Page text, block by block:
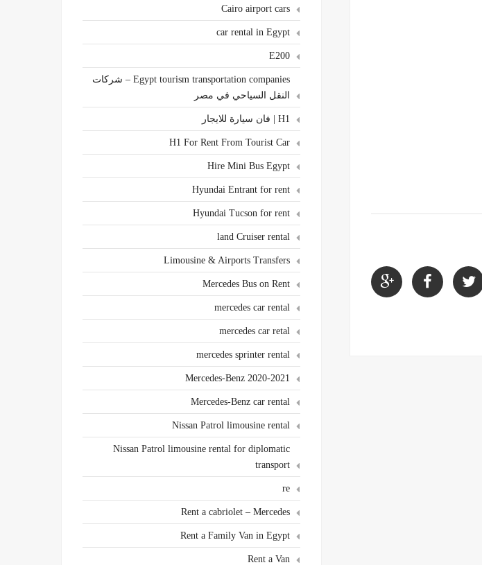
Cairo airport cars
car rental in Egypt
E200
Egypt tourism transportation companies – شركات
النقل السياحي في مصر
H1 | فان سيارة للايجار
H1 For Rent From Tourist Car
Hire Mini Bus Egypt
Hyundai Entrant for rent
Hyundai Tucson for rent
land Cruiser rental
Limousine & Airports Transfers
Mercedes Bus on Rent
mercedes car rental
mercedes car retal
mercedes sprinter rental
Mercedes-Benz 2020-2021
Mercedes-Benz car rental
Nissan Patrol limousine rental
Nissan Patrol limousine rental for diplomatic
transport
re
Rent a cabriolet – Mercedes
Rent a Family Van in Egypt
Rent a Van